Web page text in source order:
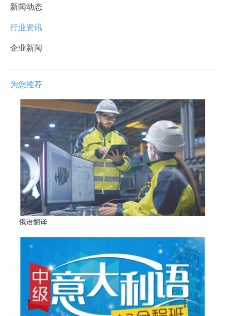
新闻动态
行业资讯
企业新闻
为您推荐
俄语翻译